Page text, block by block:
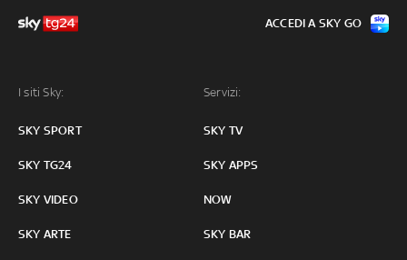
I siti Sky:
SKY SPORT
SKY TG24
SKY VIDEO
SKY ARTE
Servizi:
SKY TV
SKY APPS
NOW
SKY BAR
ACCEDI A SKY GO